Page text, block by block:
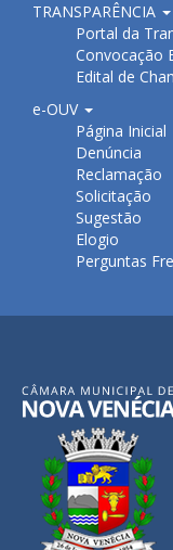
TRANSPARÊNCIA
Portal da
Convocação
Edital de
e-OUV
Página Inicial
Denúncia
Reclamação
Solicitação
Sugestão
Elogio
Perguntas